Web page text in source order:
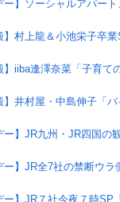
ー】ソーシャルアパー
】村上龍＆小池栄子卒
】iiba逢澤奈菜「子育て
】井村屋・中島伸子「
ー】JR九州・JR四国の
ー】JR全7社の禁断ウ
ー】JR７社今夜７時SP